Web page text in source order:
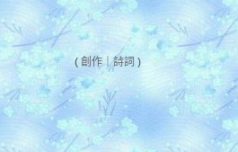
(創作｜詩詞 )